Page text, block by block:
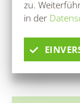
zu.
in der
ANLIEGEN